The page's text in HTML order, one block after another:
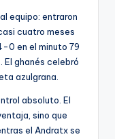
equipo: entraron
cuatro meses
0 en el minuto 79
El ghanés celebró
azulgrana.
absoluto. El
sino que
el Andratx se